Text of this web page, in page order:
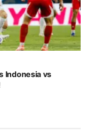
Indonesia vs